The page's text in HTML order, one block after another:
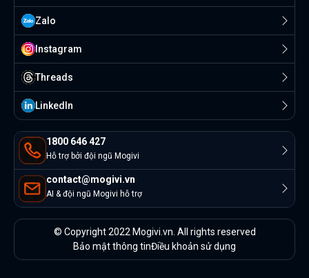
1800 646 427
Hỗ trợ bởi đội ngũ Mogivi
contact@mogivi.vn
AI & đội ngũ Mogivi hỗ trợ
Zalo
Instagram
Threads
Linkedln
© Copyright 2022 Mogivi.vn. All rights reserved
Bảo mật thông tinĐiều khoản sử dụng